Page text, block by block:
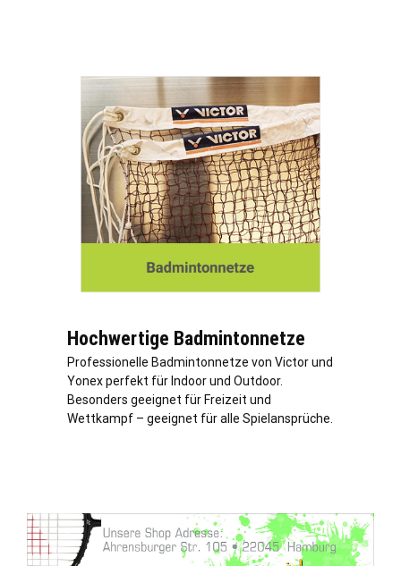
Hochwertige Badmintonnetze
Professionelle Badmintonnetze von Victor und
Yonex perfekt für Indoor und Outdoor.
Besonders geeignet für Freizeit und
Wettkampf – geeignet für alle Spielansprüche.